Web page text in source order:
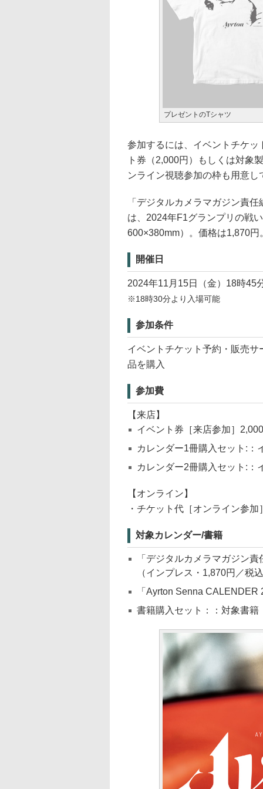
プレゼントのTシャツ
参加するには、イベントチケ
ト券（2,000円）もしくは対象
ンライン視聴参加の枠も用意
「デジタルカメラマガジン責
は、2024年F1グランプリの戦
600×380mm）。価格は1,870円
開催日
2024年11月15日（金）18時45
※18時30分より入場可能
参加条件
イベントチケット予約・販売
品を購入
参加費
【来店】
イベント券［来店参加］
カレンダー1冊購入セット:：
カレンダー2冊購入セット:
【オンライン】
・チケット代［オンライン参加
対象カレンダー/書籍
「デジタルカメラマガジン
（インプレス・1,870円／税
「Ayrton Senna
書籍購入セット：：対象書